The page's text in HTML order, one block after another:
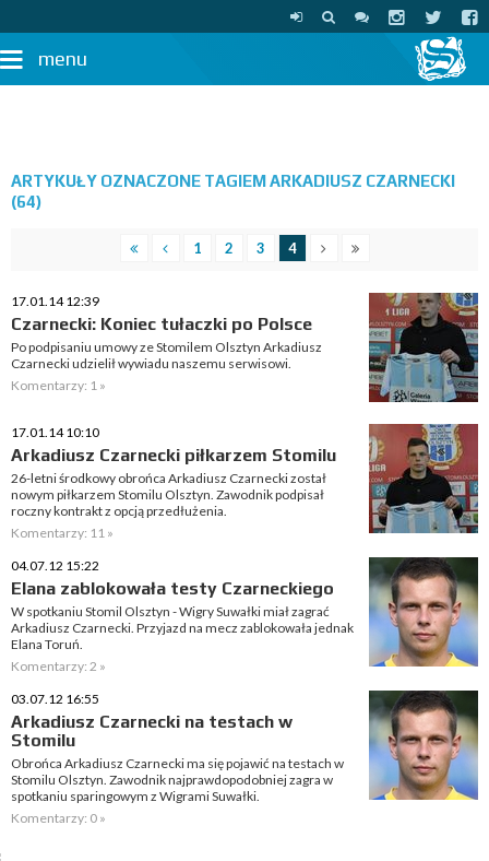
menu
ARTYKUŁY OZNACZONE TAGIEM ARKADIUSZ CZARNECKI
(64)
1 2 3 4
17.01.14 12:39
Czarnecki: Koniec tułaczki po Polsce
Po podpisaniu umowy ze Stomilem Olsztyn Arkadiusz
Czarnecki udzielił wywiadu naszemu serwisowi.
Komentarzy: 1 »
17.01.14 10:10
Arkadiusz Czarnecki piłkarzem Stomilu
26-letni środkowy obrońca Arkadiusz Czarnecki został
nowym piłkarzem Stomilu Olsztyn. Zawodnik podpisał
roczny kontrakt z opcją przedłużenia.
Komentarzy: 11 »
04.07.12 15:22
Elana zablokowała testy Czarneckiego
W spotkaniu Stomil Olsztyn - Wigry Suwałki miał zagrać
Arkadiusz Czarnecki. Przyjazd na mecz zablokowała jednak
Elana Toruń.
Komentarzy: 2 »
03.07.12 16:55
Arkadiusz Czarnecki na testach w
Stomilu
Obrońca Arkadiusz Czarnecki ma się pojawić na testach w
Stomilu Olsztyn. Zawodnik najprawdopodobniej zagra w
spotkaniu sparingowym z Wigrami Suwałki.
Komentarzy: 0 »